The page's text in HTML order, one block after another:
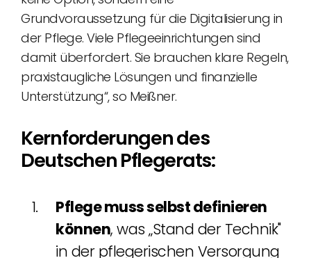
Grundvoraussetzung für die Digitalisierung in
der Pflege. Viele Pflegeeinrichtungen sind
damit überfordert. Sie brauchen klare Regeln,
praxistaugliche Lösungen und finanzielle
Unterstützung“, so Meißner.
Kernforderungen des
Deutschen Pflegerats:
Pflege muss selbst definieren
können, was „Stand der Technik"
in der pflegerischen Versorgung